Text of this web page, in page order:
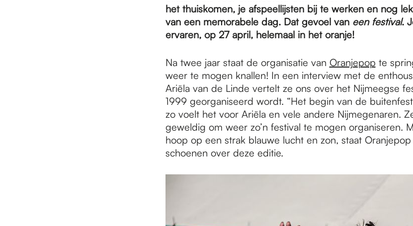
het thuiskomen, je afspeellijsten bij te werken en nog
van een memorabele dag. Dat gevoel van een festival.
ervaren, op 27 april, helemaal in het oranje!
Na twee jaar staat de organisatie van Oranjepop te
weer te mogen knallen! In een interview met de
Ariëla van de Linde vertelt ze ons over het Nijmeegse
1999 georganiseerd wordt. “Het begin van de
zo voelt het voor Ariëla en vele andere Nijmegenaren.
geweldig om weer zo’n festival te mogen organiseren.
hoop op een strak blauwe lucht en zon, staat
schoenen over deze editie.